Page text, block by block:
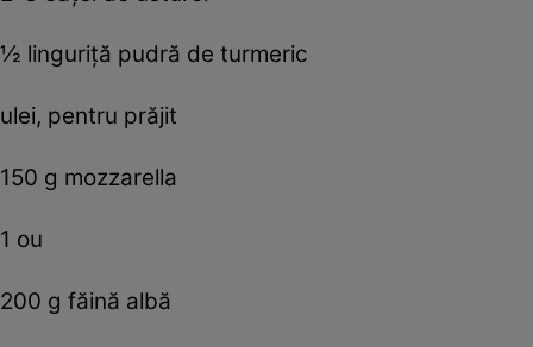
½ linguriţă pudră de turmeric
ulei, pentru prăjit
150 g mozzarella
1 ou
200 g făină albă